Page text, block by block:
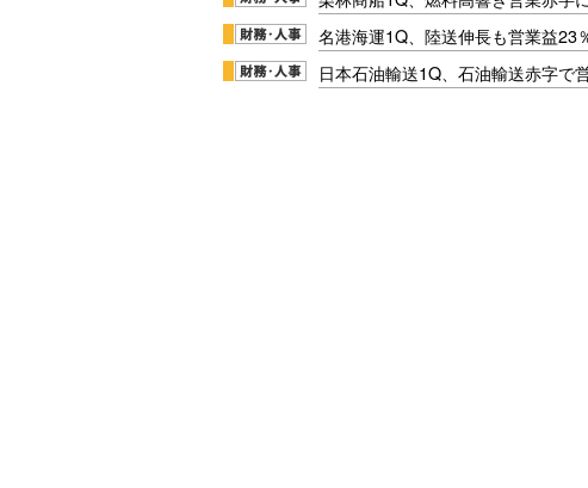
名港海運1Q、陸送伸長も営業益23
日本石油輸送1Q、石油輸送赤字で